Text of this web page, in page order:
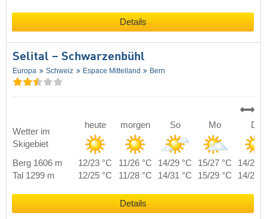
Details
Selital – Schwarzenbühl
Europa Schweiz Espace Mittelland Bern
Wetter im
Skigebiet
heute morgen So Mo Di
Berg 1606 m 12/23 °C 11/26 °C 14/29 °C 15/27 °C
14/27
Tal 1299 m
12/25 °C 11/28 °C 14/31 °C 15/29 °C 14/29
Details